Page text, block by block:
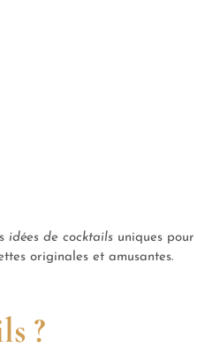
idées de cocktails uniques pour
originales et amusantes.
?